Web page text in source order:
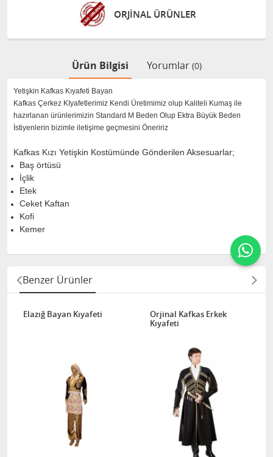
ORJİNAL ÜRÜNLER
Ürün Bilgisi Yorumlar (0)
Yetişkin Kafkas Kıyafeti Bayan
Kafkas Çerkez KIyafetlerimiz Kendi Üretimimiz olup Kaliteli Kumaş ile
hazırlanan ürünlerimizin Standard M Beden Olup Ektra Büyük Beden
İstiyenlerin bizimle iletişime geçmesini Öneririz
Kafkas Kızı Yetişkin Kostümünde Gönderilen Aksesuarlar;
Baş örtüsü
İçlik
Etek
Ceket Kaftan
Kofi
Kemer
Benzer Ürünler
Elazığ Bayan Kıyafeti
Orjinal Kafkas Erkek
Kıyafeti